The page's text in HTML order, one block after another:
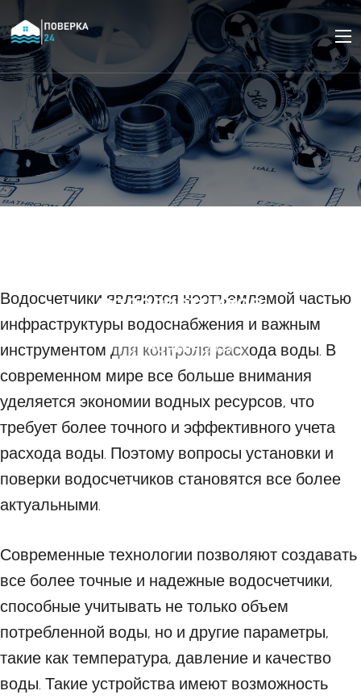
водосчетчиков
09 НОЯБРЯ 2023
Водосчетчики являются неотъемлемой частью
инфраструктуры водоснабжения и важным
инструментом для контроля расхода воды. В
современном мире все больше внимания
уделяется экономии водных ресурсов, что
требует более точного и эффективного учета
расхода воды. Поэтому вопросы установки и
поверки водосчетчиков становятся все более
актуальными.
Современные технологии позволяют создавать
все более точные и надежные водосчетчики,
способные учитывать не только объем
потребленной воды, но и другие параметры,
такие как температура, давление и качество
воды. Такие устройства имеют возможность